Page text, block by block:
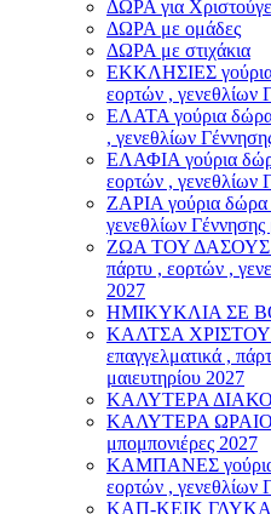
ΔΩΡΑ για
ΔΩΡΑ με ομάδες
ΔΩΡΑ με στιχάκια
ΕΚΚΛΗΣΙΕΣ γούρια
εορτών , γενεθλίων
ΕΛΑΤΑ γούρια δώρα
, γενεθλίων
ΕΛΑΦΙΑ γούρια
εορτών , γενεθλίων
ΖΑΡΙΑ γούρια δώρα
γενεθλίων Γέννησης
ΖΩΑ ΤΟΥ ΔΑΣΟΥΣ
πάρτυ , εορτών ,
2027
ΗΜΙΚΥΚΛΙΑ ΣΕ
ΚΑΛΤΣΑ
επαγγελματικά ,
μαιευτηρίου 2027
ΚΑΛΥΤΕΡΑ
ΚΑΛΥΤΕΡΑ
μπομπονιέρες 2027
ΚΑΜΠΑΝΕΣ γούρια
εορτών , γενεθλίων
ΚΑΠ-ΚΕΙΚ ΓΛΥΚΑ